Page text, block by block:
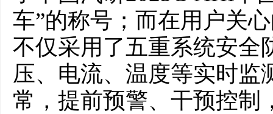
车”的称号；而在用户关
不仅采用了五重系统安全
压、电流、温度等实时监
常，提前预警、干预控制